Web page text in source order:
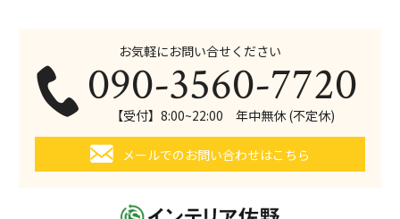
お気軽にお問い合せください
090-3560-7720
【受付】8:00~22:00 年中無休 (不定休)
メールでのお問い合わせはこちら